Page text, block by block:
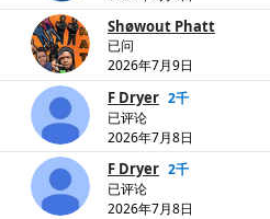
Shøwout Phatt
已问
2026年7月9日
F Dryer 2千
已评论
2026年7月8日
F Dryer 2千
已评论
2026年7月8日